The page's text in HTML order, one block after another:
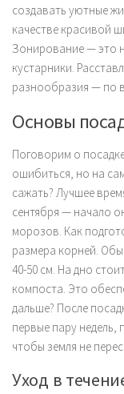
создавать уютные
качестве красивой
Зонирование — это
кустарники.
разнообразия — по
Основы
Поговорим о
ошибиться, но на
сажать? Лучшее
сентября — начало
морозов. Как
размера корней.
40-50 см. На дно
компоста. Это
дальше? После
первые пару недель,
чтобы земля не
Уход в